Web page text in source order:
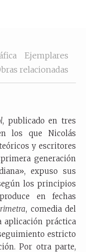
Ejemplares
relacionadas
, publicado en tres
los que Nicolás
y escritores
generación
expuso sus
los principios
en fechas
, comedia del
aplicación práctica
estricto
Por otra parte,